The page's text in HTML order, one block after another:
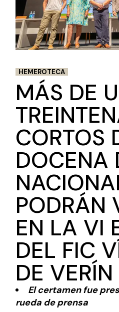
HEMEROTECA
MÁS DE
CORTOS
DOCENA
PODRÁN
EN LA VI
DEL FIC
DE VERÍN
El certamen fue
rueda de prensa